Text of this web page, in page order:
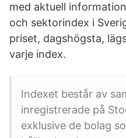
med aktuell
och sektorindex i
priset, dagshögsta,
varje index​.
Indexet består av
inregistrerade på
exklusive de bolag